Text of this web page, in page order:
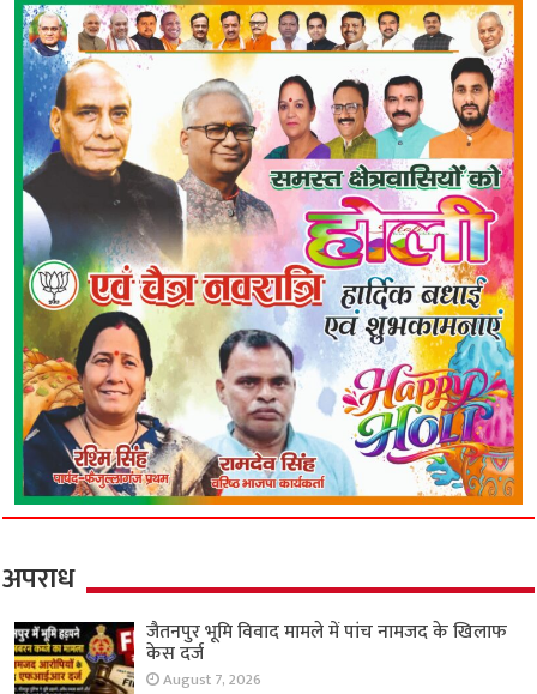
अपराध
जैतनपुर भूमि विवाद मामले में पांच नामजद के खिलाफ
केस दर्ज
August 7, 2026